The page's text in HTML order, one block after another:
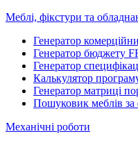
Меблі, фікстури та
Генератор
Генератор бюджету
Генератор
Калькулятор
Генератор матриці
Пошуковик меблів за
Механічні роботи